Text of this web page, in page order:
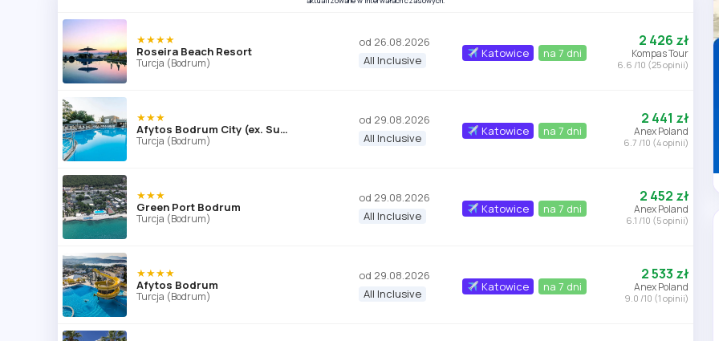
★★★★
Roseira Beach Resort
Turcja (Bodrum)
od 26.08.2026
All Inclusive
Katowice na 7 dni
2 426 zł
Kompas Tour
6.6 /10 (25 opinii)
★★★
Afytos Bodrum City (ex. Sunhill Centro)
Turcja (Bodrum)
od 29.08.2026
All Inclusive
Katowice na 7 dni
2 441 zł
Anex Poland
6.7 /10 (4 opinii)
★★★
Green Port Bodrum
Turcja (Bodrum)
od 29.08.2026
All Inclusive
Katowice na 7 dni
2 452 zł
Anex Poland
6.1 /10 (5 opinii)
★★★★
Afytos Bodrum
Turcja (Bodrum)
od 29.08.2026
All Inclusive
Katowice na 7 dni
2 533 zł
Anex Poland
9.0 /10 (1 opinii)